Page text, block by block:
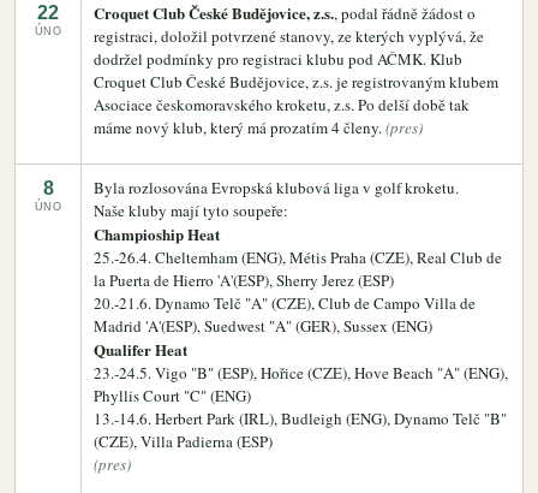
22
ÚNO
Croquet Club České Budějovice, z.s., podal řádně žádost o
registraci, doložil potvrzené stanovy, ze kterých vyplývá, že
dodržel podmínky pro registraci klubu pod AČMK. Klub
Croquet Club České Budějovice, z.s. je registrovaným klubem
Asociace českomoravského kroketu, z.s. Po delší době tak
máme nový klub, který má prozatím 4 členy.(pres)
8
ÚNO
Byla rozlosována Evropská klubová liga v golf kroketu.
Naše kluby mají tyto soupeře:
Champioship Heat
25.-26.4. Cheltemham (ENG), Métis Praha (CZE), Real Club de
la Puerta de Hierro 'A'(ESP), Sherry Jerez (ESP)
20.-21.6. Dynamo Telč "A" (CZE), Club de Campo Villa de
Madrid 'A'(ESP), Suedwest "A" (GER), Sussex (ENG)
Qualifer Heat
23.-24.5. Vigo "B" (ESP), Hořice (CZE), Hove Beach "A" (ENG),
Phyllis Court "C" (ENG)
13.-14.6. Herbert Park (IRL), Budleigh (ENG), Dynamo Telč "B"
(CZE), Villa Padierna (ESP)
(pres)